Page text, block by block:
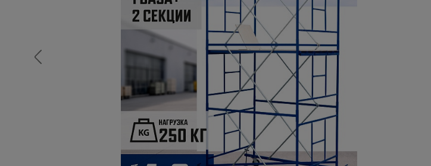
Оборудование для работы с арматурой
Оборудование для бетонных работ
Техника для склада
Тачки строительные и садовые
Лестницы и стремянки
Штукатурные комплекты
Сварочные аппараты
Тепловые пушки